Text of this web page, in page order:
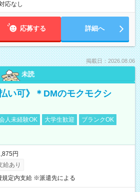
応なし
応募する 詳細へ
掲載日：2026.08.06
未読
い可》＊DMのモクモクシ
人未経験OK 大学生歓迎
ブランクOK
円
給あり
規定内支給 ※派遣先による